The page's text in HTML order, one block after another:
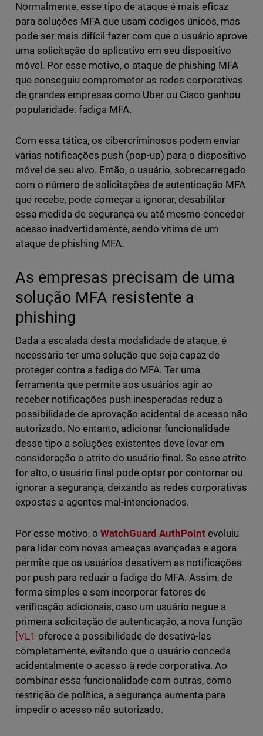
Normalmente, esse tipo de ataque é mais eficaz
para soluções MFA que usam códigos únicos, mas
pode ser mais difícil fazer com que o usuário aprove
uma solicitação do aplicativo em seu dispositivo
móvel. Por esse motivo, o ataque de phishing MFA
que conseguiu comprometer as redes corporativas
de grandes empresas como Uber ou Cisco ganhou
popularidade: fadiga MFA.
Com essa tática, os cibercriminosos podem enviar
várias notificações push (pop-up) para o dispositivo
móvel de seu alvo. Então, o usuário, sobrecarregado
com o número de solicitações de autenticação MFA
que recebe, pode começar a ignorar, desabilitar
essa medida de segurança ou até mesmo conceder
acesso inadvertidamente, sendo vítima de um
ataque de phishing MFA.
As empresas precisam de uma
solução MFA resistente a
phishing
Dada a escalada desta modalidade de ataque, é
necessário ter uma solução que seja capaz de
proteger contra a fadiga do MFA. Ter uma
ferramenta que permite aos usuários agir ao
receber notificações push inesperadas reduz a
possibilidade de aprovação acidental de acesso não
autorizado. No entanto, adicionar funcionalidade
desse tipo a soluções existentes deve levar em
consideração o atrito do usuário final. Se esse atrito
for alto, o usuário final pode optar por contornar ou
ignorar a segurança, deixando as redes corporativas
expostas a agentes mal-intencionados.
Por esse motivo, o WatchGuard AuthPoint evoluiu
para lidar com novas ameaças avançadas e agora
permite que os usuários desativem as notificações
por push para reduzir a fadiga do MFA. Assim, de
forma simples e sem incorporar fatores de
verificação adicionais, caso um usuário negue a
primeira solicitação de autenticação, a nova função
[VL1 oferece a possibilidade de desativá-las
completamente, evitando que o usuário conceda
acidentalmente o acesso à rede corporativa. Ao
combinar essa funcionalidade com outras, como
restrição de política, a segurança aumenta para
impedir o acesso não autorizado.